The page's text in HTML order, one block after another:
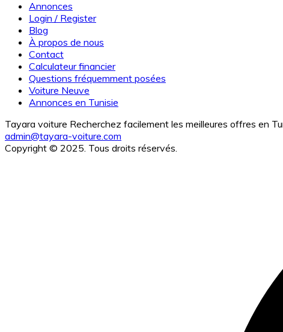
Annonces
Login / Register
Blog
À propos de nous
Contact
Calculateur financier
Questions fréquemment posées
Voiture Neuve
Annonces en Tunisie
Tayara voiture Recherchez facilement les meilleures offres en
admin@tayara-voiture.com
Copyright © 2025. Tous droits réservés.